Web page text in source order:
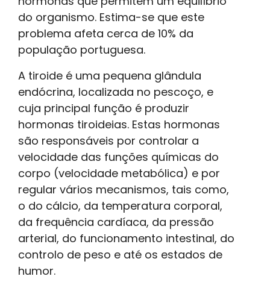
do organismo. Estima-se que este
problema afeta cerca de 10% da
população portuguesa.
A tiroide é uma pequena glândula
endócrina, localizada no pescoço, e
cuja principal função é produzir
hormonas tiroideias. Estas hormonas
são responsáveis por controlar a
velocidade das funções químicas do
corpo (velocidade metabólica) e por
regular vários mecanismos, tais como,
o do cálcio, da temperatura corporal,
da frequência cardíaca, da pressão
arterial, do funcionamento intestinal, do
controlo de peso e até os estados de
humor.